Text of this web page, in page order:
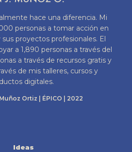
hace una diferencia. Mi
personas a tomar acción en
proyectos profesionales. El
a 1,890 personas a través del
a través de recursos gratis y
de mis talleres, cursos y
digitales.
Ortiz | ÉPICO | 2022
Ideas